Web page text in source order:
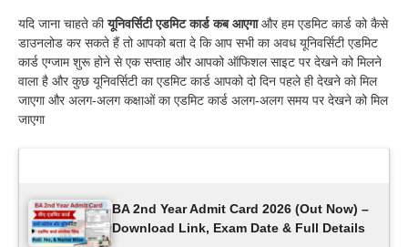
यदि जाना चाहते कीयूनिवर्सिटी एडमिट कार्ड कब आएगाऔर हम एडमिट कार्ड को कैसे
डाउनलोड कर सकते हैं तो आपको बता दे कि आप सभी का अवध यूनिवर्सिटी एडमिट
कार्ड एग्जाम शुरू होने से एक सप्ताह और आपको ऑफिशल साइट पर देखने को मिलने
वाला है और कुछ यूनिवर्सिटी का एडमिट कार्ड आपको दो दिन पहले ही देखने को मिल
जाएगा और अलग-अलग कक्षाओं का एडमिट कार्ड अलग-अलग समय पर देखने को मिल
जाएगा
BA 2nd Year Admit Card 2026 (Out Now) –
Download Link, Exam Date & Full Details